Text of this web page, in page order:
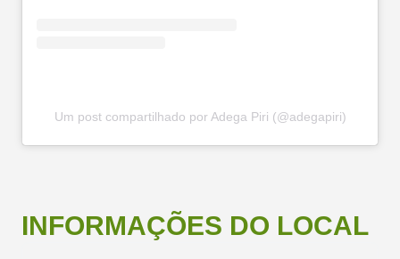
Um post compartilhado por Adega Piri (@adegapiri)
INFORMAÇÕES DO LOCAL